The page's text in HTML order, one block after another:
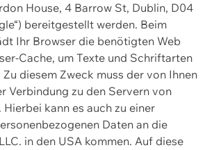
House, 4 Barrow St, Dublin, D04
bereitgestellt werden. Beim
Ihr Browser die benötigten Web
Cache, um Texte und Schriftarten
diesem Zweck muss der von Ihnen
Verbindung zu den Servern von
kann es auch zu einer
Daten an die
in den USA kommen. Auf diese